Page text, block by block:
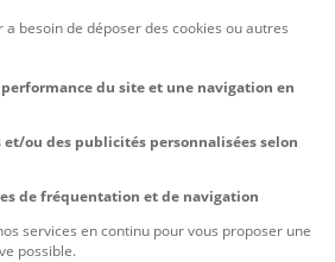
besoin de déposer des cookies ou autres
du site et une navigation en
et/ou des publicités personnalisées selon
de fréquentation et de navigation
services en continu pour vous proposer une
possible.